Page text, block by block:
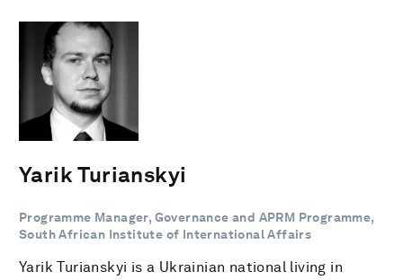
Yarik Turianskyi
Programme Manager, Governance and APRM Programme,
South African Institute of International Affairs
Yarik Turianskyi is a Ukrainian national living in